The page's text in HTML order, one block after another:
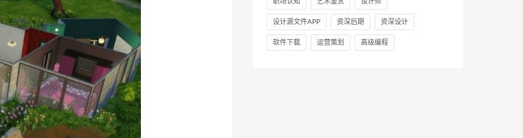
设计源文件APP 资深后期 资深设计
软件下载 运营策划 高级编程